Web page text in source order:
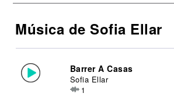
Música de Sofia Ellar
Barrer A Casas
Sofia Ellar
1